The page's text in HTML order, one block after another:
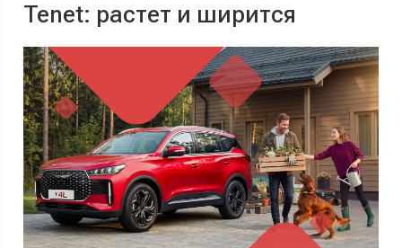
Tenet: растет и ширится